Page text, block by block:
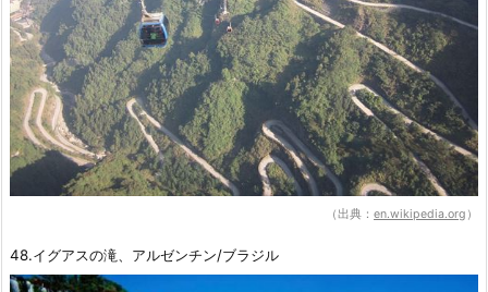
（出典： en.wikipedia.org ）
48.イグアスの滝、アルゼンチン/ブラジル